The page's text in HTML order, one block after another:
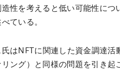
性を考えると低い可能性に
ている。
はNFTに関連した資金調達活
ング）と同様の問題を引き